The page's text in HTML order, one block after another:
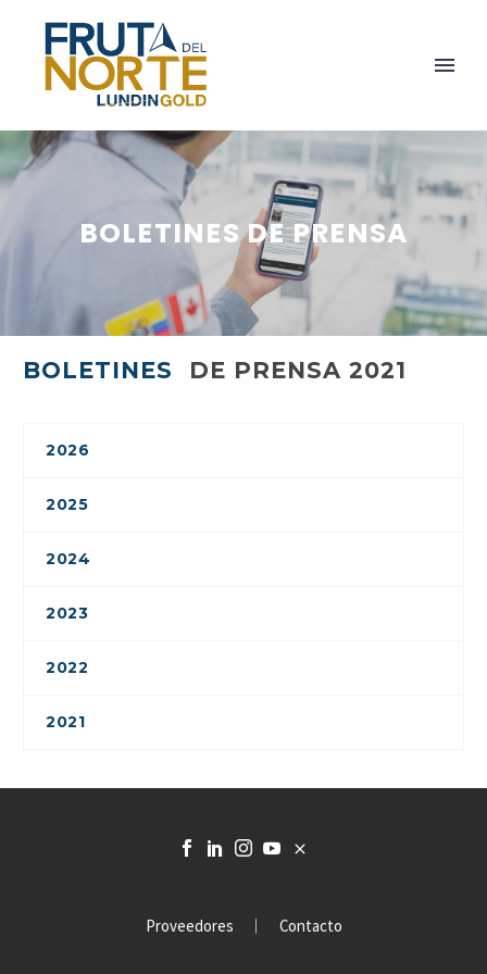
BOLETINES DE PRENSA
BOLETINES DE PRENSA 2021
2026
2025
2024
2023
2022
2021
Proveedores Contacto